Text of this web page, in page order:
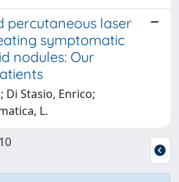
percutaneous laser
symptomatic
nodules: Our
Di Stasio, Enrico;
L.